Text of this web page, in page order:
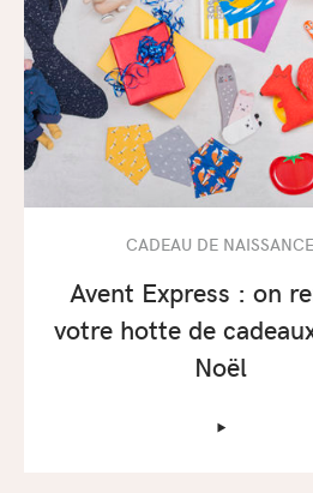
CADEAU DE NAISSANCE
Avent Express : on
votre hotte de
Noël
‣